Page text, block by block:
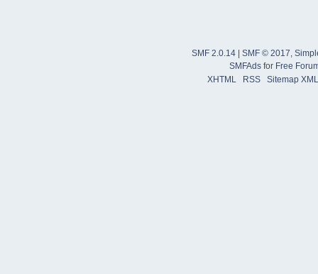
SMF 2.0.14 SMF © 2017
SMFAdsfor Free
XHTML
RSS Sitemap XML